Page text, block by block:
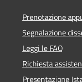
Prenotazione
Segnalazione
Leggi le FAQ
Richiesta
Presentazione